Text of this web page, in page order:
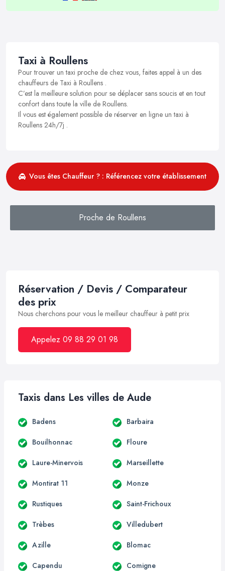
Taxi à Roullens
Pour trouver un taxi proche de chez vous, faites appel à un des
chauffeurs de Taxi à Roullens .
C’est la meilleure solution pour se déplacer sans soucis et en tout
confort dans toute la ville de Roullens.
Il vous est également possible de réserver en ligne un taxi à
Roullens 24h/7j .
Vous êtes Chauffeur ? : Référencez votre établissement
Proche de Roullens
Réservation / Devis / Comparateur
des prix
Nous cherchons pour vous le meilleur chauffeur à petit prix
Appelez 09 88 29 01 98
Taxis dans Les villes de Aude
Badens Barbaira
Bouilhonnac Floure
Laure-Minervois Marseillette
Montirat 11 Monze
Rustiques Saint-Frichoux
Trèbes Villedubert
Azille Blomac
Capendu Comigne